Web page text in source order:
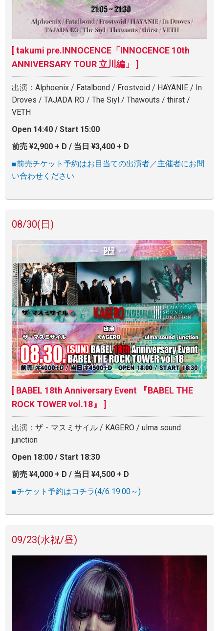
[ takumi pre.INNOCENCE「INNOCENCE 10th
ANNIVERSARY TOUR 立川編」 ]
出演：Alphoenix / Fatalbond / Frostvoid / HAYANIE / In
Droves / TAJADA RO / The Siyl / Thawouts / thirst /
VETH
Open 14:40 / Start 15:00
前売 ¥2,900 + D / 当日 ¥3,400 + D
■前売チケット予約はお目当ての出演者／主催者にお問
い合わせください
08/30(日)
[ BABEL 18th Anniversary Event 『BABEL THE
ROCK TOWER vol.18』 ]
出演：ザ・マスミサイル / KAGERO / ulma sound
junction
Open 18:00 / Start 18:30
前売 ¥4,000 + D / 当日 ¥4,500 + D
■チケット予約はコチラ(4/6 19:00～)
09/23(水祝/昼)